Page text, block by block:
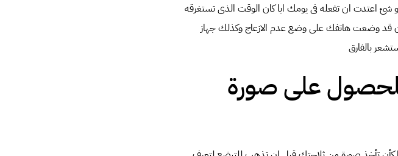
اعتدت ان تفعله فى يومك ايا كان الوقت الذى تستغرقه
60 دقيقة شريطة ان تكون قد وضعت هاتفك على وضع عدم الازعاج وكذلك جهاز
بالفارق
للحصول على صورة